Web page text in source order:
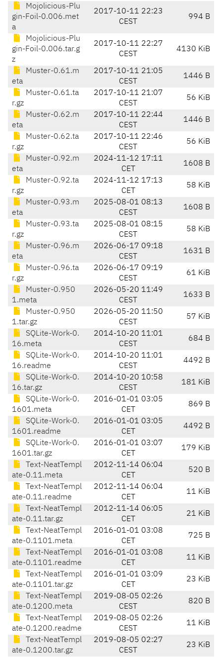
Mojolicious-Plu
gin-Foil-0.006.met
a
2017-10-11 22:23
CEST
994 B
Mojolicious-Plu
gin-Foil-0.006.tar.g
z
2017-10-11 22:27
CEST
4130 KiB
Muster-0.61.m
eta
2017-10-11 21:05
CEST
1446 B
Muster-0.61.ta
r.gz
2017-10-11 21:07
CEST
56 KiB
Muster-0.62.m
eta
2017-10-11 22:44
CEST
1446 B
Muster-0.62.ta
r.gz
2017-10-11 22:46
CEST
56 KiB
Muster-0.92.m
eta
2024-11-12 17:11
CET
1608 B
Muster-0.92.ta
r.gz
2024-11-12 17:13
CET
58 KiB
Muster-0.93.m
eta
2025-08-01 08:13
CEST
1608 B
Muster-0.93.ta
r.gz
2025-08-01 08:15
CEST
58 KiB
Muster-0.96.m
eta
2026-06-17 09:18
CEST
1631 B
Muster-0.96.ta
r.gz
2026-06-17 09:19
CEST
61 KiB
Muster-0.950
1.meta
2026-05-20 11:49
CEST
1633 B
Muster-0.950
1.tar.gz
2026-05-20 11:50
CEST
57 KiB
SQLite-Work-0.
16.meta
2014-10-20 11:01
CEST
684 B
SQLite-Work-0.
16.readme
2014-10-20 11:01
CEST
4492 B
SQLite-Work-0.
16.tar.gz
2014-10-20 10:58
CEST
181 KiB
SQLite-Work-0.
1601.meta
2016-01-01 03:05
CET
869 B
SQLite-Work-0.
1601.readme
2016-01-01 03:05
CET
4492 B
SQLite-Work-0.
1601.tar.gz
2016-01-01 03:07
CET
179 KiB
Text-NeatTempl
ate-0.11.meta
2012-11-14 06:04
CET
520 B
Text-NeatTempl
ate-0.11.readme
2012-11-14 06:04
CET
11 KiB
Text-NeatTempl
ate-0.11.tar.gz
2012-11-14 06:05
CET
21 KiB
Text-NeatTempl
ate-0.1101.meta
2016-01-01 03:08
CET
725 B
Text-NeatTempl
ate-0.1101.readme
2016-01-01 03:08
CET
11 KiB
Text-NeatTempl
ate-0.1101.tar.gz
2016-01-01 03:09
CET
23 KiB
Text-NeatTempl
ate-0.1200.meta
2019-08-05 02:26
CEST
820 B
Text-NeatTempl
ate-0.1200.readme
2019-08-05 02:26
CEST
11 KiB
Text-NeatTempl
ate-0.1200.tar.gz
2019-08-05 02:27
CEST
23 KiB